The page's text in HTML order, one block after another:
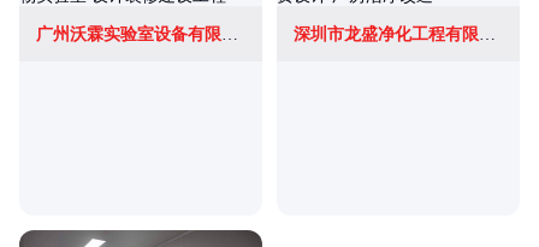
广州沃霖实验室设备有限公司 深圳市龙盛净化工程有限公司